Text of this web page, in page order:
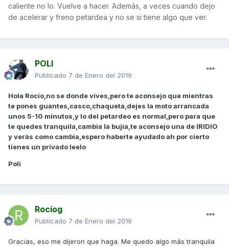
caliente no lo. Vuelve a hacer. Además, a veces cuando dejo
de acelerar y freno petardea y no se si tiene algo que ver.
POLI
Publicado 7 de Enero del 2019
Hola Rocio,no se donde vives,pero te aconsejo que mientras
te pones guantes,casco,chaqueta,dejes la moto arrancada
unos 5-10 minutos,y lo del petardeo es normal,pero para que
te quedes tranquila,cambia la bujía,te aconsejo una de IRIDIO
y verás como cambia,espero haberte ayudado ah por cierto
tienes un privado leelo
Poli
Rocíog
Publicado 7 de Enero del 2019
Gracias, eso me dijeron que haga. Me quedo algo más tranquila